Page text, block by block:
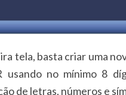
tela, basta criar uma
usando no mínimo 8
de letras, números e